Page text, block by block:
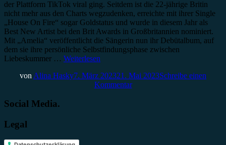
der Plattform TikTok viral ging. Seitdem ist die 22-jährige Britin
nicht mehr aus den Charts wegzudenken, erreichte mit ihrer Single
„House On Fire“ sogar Goldstatus und wurde in diesem Jahr als
Best New Artist bei den Brit Awards in Großbritannien nominiert.
Mit „Amelia“ veröffentlicht die Sängerin nun ihr Debütalbum, auf
dem sie ihre persönliche Selbstfindungsphase zwischen
Liebeskummer … Weiterlesen
von Alina Hasky7. März 202321. Mai 2023Schreibe einen
Kommentar
Social Media.
Legal